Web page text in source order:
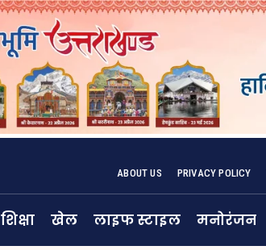
ABOUT US PRIVACY POLICY
शिक्षा खेल लाइफ स्टाइल मनोरंजन